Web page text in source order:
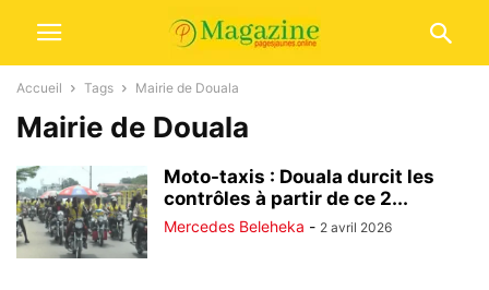
Accueil Tags Mairie de Douala
Mairie de Douala
Moto-taxis : Douala durcit les
contrôles à partir de ce 2...
Mercedes Beleheka - 2 avril 2026